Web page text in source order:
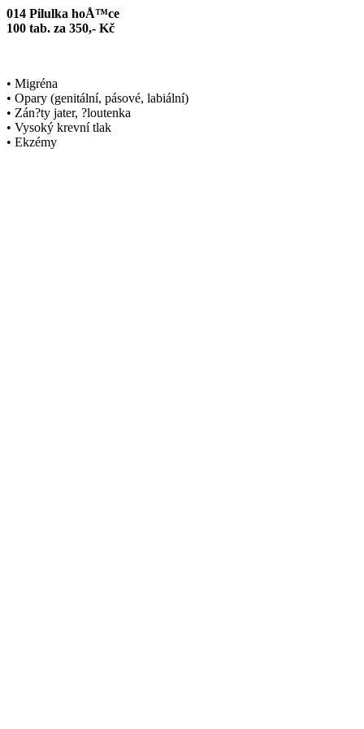
014 Pilulka hoÅ™ce
100 tab. za 350,- Kč
• Migréna
• Opary (genitální, pásové, labiální)
• Zán?ty jater, ?loutenka
• Vysoký krevní tlak
• Ekzémy